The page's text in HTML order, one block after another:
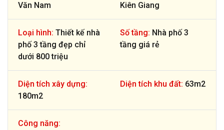
Văn Nam
Kiên Giang
Loại hình: Thiết kế nhà
phố 3 tầng đẹp chỉ
dưới 800 triệu
Số tầng: Nhà phố 3
tầng giá rẻ
Diện tích xây dựng:
180m2
Diện tích khu đất: 63m2
Công năng: